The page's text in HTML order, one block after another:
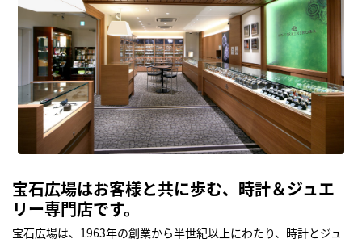
宝石広場はお客様と共に歩む、時計＆ジュエ
リー専門店です。
宝石広場は、1963年の創業から半世紀以上にわたり、時計とジュ